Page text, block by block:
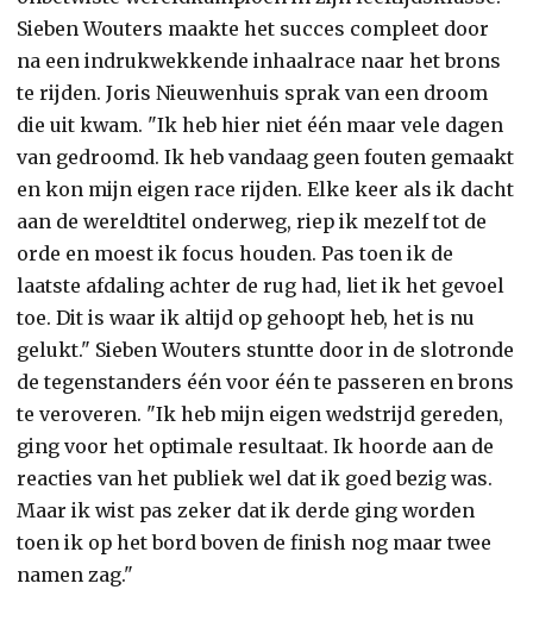
Sieben Wouters maakte het succes compleet door
na een indrukwekkende inhaalrace naar het brons
te rijden. Joris Nieuwenhuis sprak van een droom
die uit kwam. "Ik heb hier niet één maar vele dagen
van gedroomd. Ik heb vandaag geen fouten gemaakt
en kon mijn eigen race rijden. Elke keer als ik dacht
aan de wereldtitel onderweg, riep ik mezelf tot de
orde en moest ik focus houden. Pas toen ik de
laatste afdaling achter de rug had, liet ik het gevoel
toe. Dit is waar ik altijd op gehoopt heb, het is nu
gelukt." Sieben Wouters stuntte door in de slotronde
de tegenstanders één voor één te passeren en brons
te veroveren. "Ik heb mijn eigen wedstrijd gereden,
ging voor het optimale resultaat. Ik hoorde aan de
reacties van het publiek wel dat ik goed bezig was.
Maar ik wist pas zeker dat ik derde ging worden
toen ik op het bord boven de finish nog maar twee
namen zag."